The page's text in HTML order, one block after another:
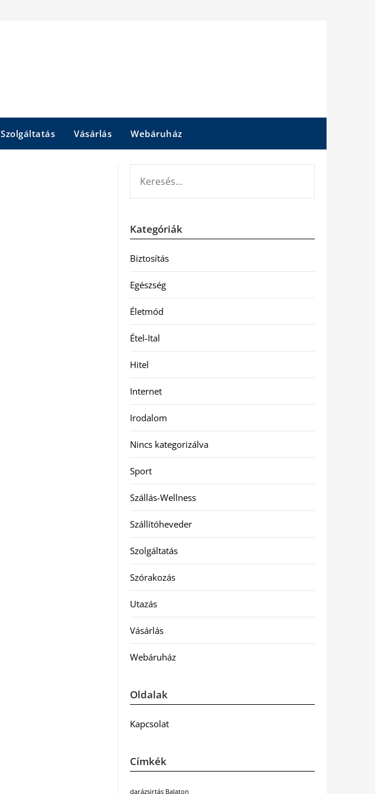
Szolgáltatás Vásárlás Webáruház
Kategóriák
Biztosítás
Egészség
Életmód
Étel-Ital
Hitel
Internet
Irodalom
Nincs kategorizálva
Sport
Szállás-Wellness
Szállítóheveder
Szolgáltatás
Szórakozás
Utazás
Vásárlás
Webáruház
Oldalak
Kapcsolat
Címkék
darázsirtás Balaton